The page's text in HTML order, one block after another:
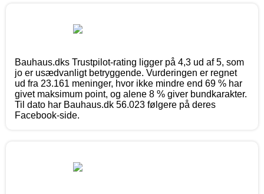
Bauhaus.dks Trustpilot-rating ligger på 4,3 ud af 5, som
jo er usædvanligt betryggende. Vurderingen er regnet
ud fra 23.161 meninger, hvor ikke mindre end 69 % har
givet maksimum point, og alene 8 % giver bundkarakter.
Til dato har Bauhaus.dk 56.023 følgere på deres
Facebook-side.